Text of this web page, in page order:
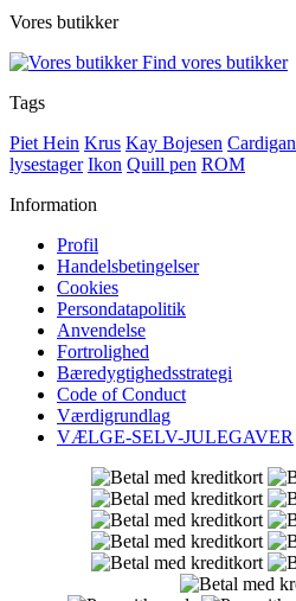
Vores butikker
Find vores butikker
Tags
Piet Hein Krus Kay Bojesen Cardigan
lysestager Ikon Quill pen ROM
Information
Profil
Handelsbetingelser
Cookies
Persondatapolitik
Anvendelse
Fortrolighed
Bæredygtighedsstrategi
Code of Conduct
Værdigrundlag
VÆLGE-SELV-JULEGAVER